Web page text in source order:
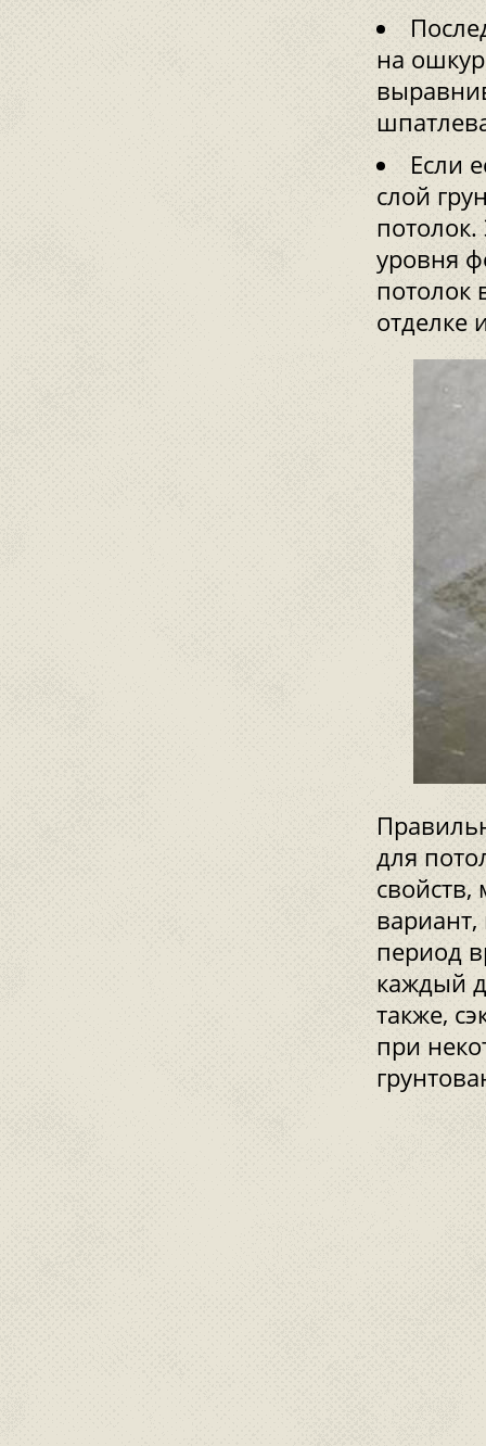
на
Если
слой
потолок.
уровня
потолок
отделке
для
период
каждый
также,
при